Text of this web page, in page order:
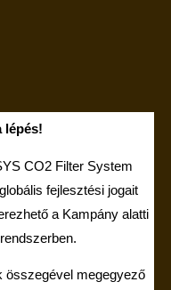
lépés!
CO2 Filter System
fejlesztési jogait
a Kampány alatti
összegével megegyező